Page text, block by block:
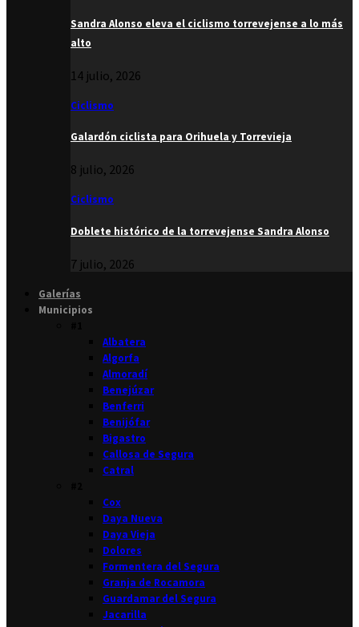
Sandra Alonso eleva el ciclismo torrevejense a lo más
alto
14 julio, 2026
Ciclismo
Galardón ciclista para Orihuela y Torrevieja
8 julio, 2026
Ciclismo
Doblete histórico de la torrevejense Sandra Alonso
7 julio, 2026
Galerías
Municipios
Albatera
Algorfa
Almoradí
Benejúzar
Benferri
Benijófar
Bigastro
Callosa de Segura
Catral
Cox
Daya Nueva
Daya Vieja
Dolores
Formentera del Segura
Granja de Rocamora
Guardamar del Segura
Jacarilla